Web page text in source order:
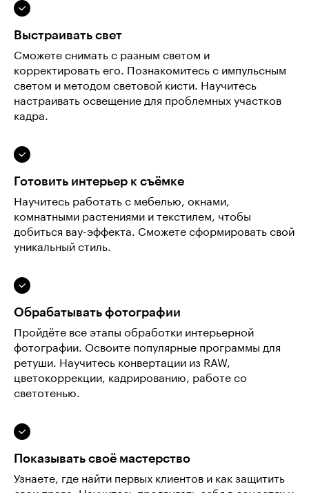
Выстраивать свет
Сможете снимать с разным светом и
корректировать его. Познакомитесь с импульсным
светом и методом световой кисти. Научитесь
настраивать освещение для проблемных участков
кадра.
Готовить интерьер к съёмке
Научитесь работать с мебелью, окнами,
комнатными растениями и текстилем, чтобы
добиться вау-эффекта. Сможете сформировать свой
уникальный стиль.
Обрабатывать фотографии
Пройдёте все этапы обработки интерьерной
фотографии. Освоите популярные программы для
ретуши. Научитесь конвертации из RAW,
цветокоррекции, кадрированию, работе со
светотенью.
Показывать своё мастерство
Узнаете, где найти первых клиентов и как защитить